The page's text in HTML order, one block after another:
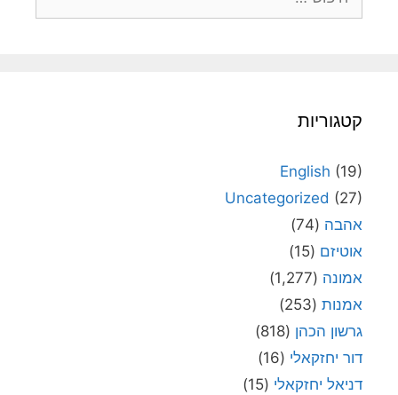
קטגוריות
English (19)
Uncategorized (27)
אהבה (74)
אוטיזם (15)
אמונה (1,277)
אמנות (253)
גרשון הכהן (818)
דור יחזקאלי (16)
דניאל יחזקאלי (15)